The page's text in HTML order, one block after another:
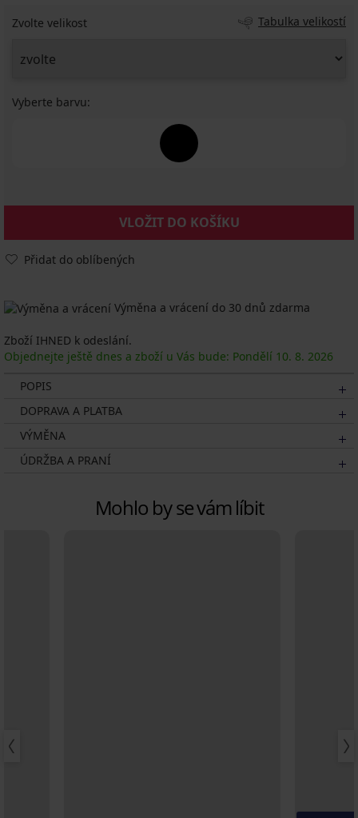
Zvolte velikost Tabulka velikostí
Vyberte barvu:
VLOŽIT DO KOŠÍKU
Přidat do oblíbených
Výměna a vrácení do 30 dnů zdarma
Zboží IHNED k odeslání.
Objednejte ještě dnes a zboží u Vás bude: Pondělí 10. 8. 2026
POPIS
DOPRAVA A PLATBA
VÝMĚNA
ÚDRŽBA A PRANÍ
Mohlo by se vám líbit